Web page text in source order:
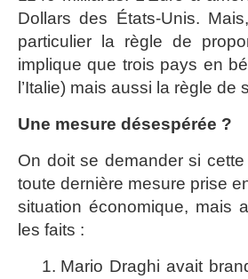
Dollars des États-Unis.
particulier la règle de
implique que trois pays en
l’Italie) mais aussi la règle
Une mesure désespérée ?
On doit se demander si
toute dernière mesure prise
situation économique, mais
les faits :
Mario Draghi avait